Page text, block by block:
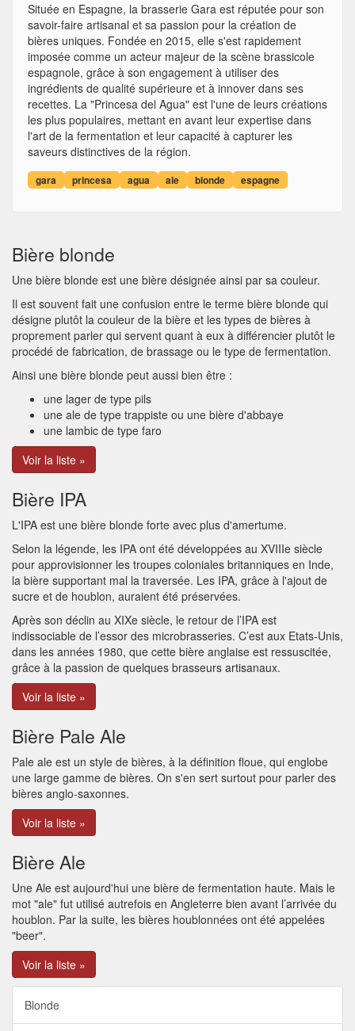
Située en Espagne, la brasserie Gara est réputée pour son
savoir-faire artisanal et sa passion pour la création de
bières uniques. Fondée en 2015, elle s'est rapidement
imposée comme un acteur majeur de la scène brassicole
espagnole, grâce à son engagement à utiliser des
ingrédients de qualité supérieure et à innover dans ses
recettes. La "Princesa del Agua" est l'une de leurs créations
les plus populaires, mettant en avant leur expertise dans
l'art de la fermentation et leur capacité à capturer les
saveurs distinctives de la région.
gara princesa agua ale blonde espagne
Bière blonde
Une bière blonde est une bière désignée ainsi par sa couleur.
Il est souvent fait une confusion entre le terme bière blonde qui
désigne plutôt la couleur de la bière et les types de bières à
proprement parler qui servent quant à eux à différencier plutôt le
procédé de fabrication, de brassage ou le type de fermentation.
Ainsi une bière blonde peut aussi bien être :
une lager de type pils
une ale de type trappiste ou une bière d'abbaye
une lambic de type faro
Voir la liste »
Bière IPA
L'IPA est une bière blonde forte avec plus d'amertume.
Selon la légende, les IPA ont été développées au XVIIIe siècle
pour approvisionner les troupes coloniales britanniques en Inde,
la bière supportant mal la traversée. Les IPA, grâce à l'ajout de
sucre et de houblon, auraient été préservées.
Après son déclin au XIXe siècle, le retour de l’IPA est
indissociable de l’essor des microbrasseries. C’est aux Etats-Unis,
dans les années 1980, que cette bière anglaise est ressuscitée,
grâce à la passion de quelques brasseurs artisanaux.
Voir la liste »
Bière Pale Ale
Pale ale est un style de bières, à la définition floue, qui englobe
une large gamme de bières. On s'en sert surtout pour parler des
bières anglo-saxonnes.
Voir la liste »
Bière Ale
Une Ale est aujourd'hui une bière de fermentation haute. Mais le
mot "ale" fut utilisé autrefois en Angleterre bien avant l’arrivée du
houblon. Par la suite, les bières houblonnées ont été appelées
"beer".
Voir la liste »
Blonde